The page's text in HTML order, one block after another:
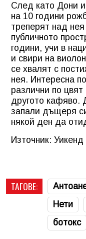
След като Дони
на 10 години
треперят над
публичното
години, учи в
и свири на
се хвалят с
нея. Интересна
различни по
другото кафяво.
запали дъщеря
някой ден да
Източник: Уикенд
ТАГОВЕ:
Нети
ботокс